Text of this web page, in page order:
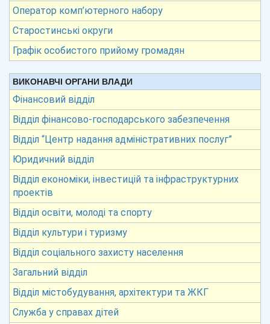
Оператор комп’ютерного набору
Старостинські округи
Графік особистого прийому громадян
ВИКОНАВЧІ ОРГАНИ ВЛАДИ
Фінансовий відділ
Відділ фінансово-господарського забезпечення
Відділ “Центр надання адміністративних послуг”
Юридичний відділ
Відділ економіки, інвестицій та інфраструктурних
проектів
Відділ освіти, молоді та спорту
Відділ культури і туризму
Відділ соціального захисту населення
Загальний відділ
Відділ містобудування, архітектури та ЖКГ
Служба у справах дітей